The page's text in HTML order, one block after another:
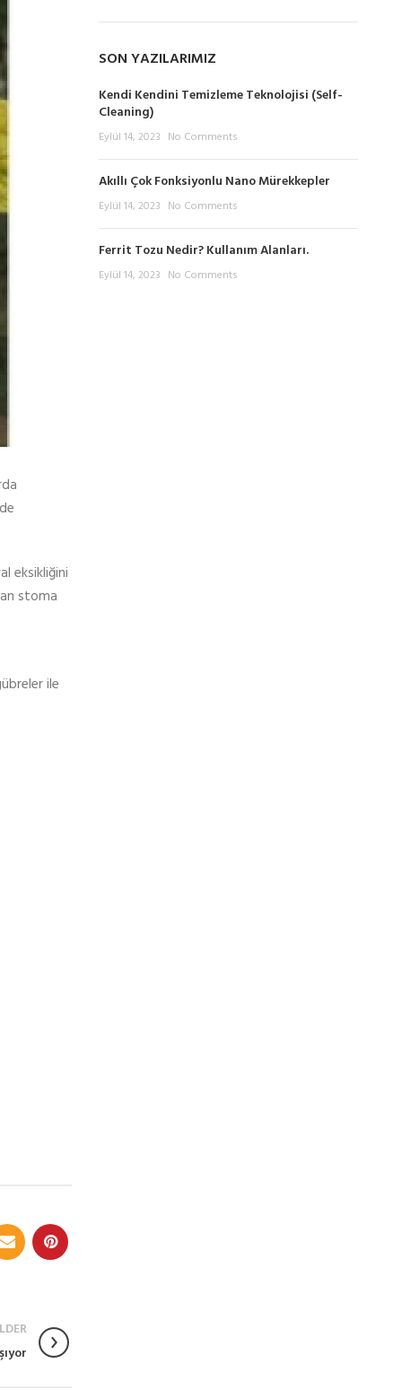
eksikliğini
stoma
ile
SON YAZILARIMIZ
Kendi Kendini Temizleme Teknolojisi (Self-
Cleaning)
Eylül 14, 2023 No Comments
Akıllı Çok Fonksiyonlu Nano Mürekkepler
Eylül 14, 2023 No Comments
Ferrit Tozu Nedir? Kullanım Alanları.
Eylül 14, 2023 No Comments